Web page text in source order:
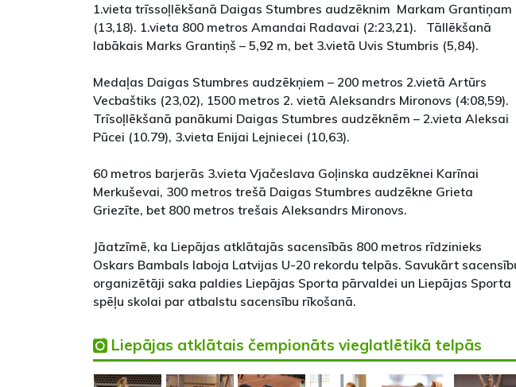
1.vieta trīssoļlēkšanā Daigas Stumbres audzēknim Markam Grantiņam
(13,18). 1.vieta 800 metros Amandai Radavai (2:23,21). Tāllēkšanā
labākais Marks Grantiņš – 5,92 m, bet 3.vietā Uvis Stumbris (5,84).
Medaļas Daigas Stumbres audzēkņiem – 200 metros 2.vietā Artūrs
Vecbaštiks (23,02), 1500 metros 2. vietā Aleksandrs Mironovs (4:08,59).
Trīsoļlēkšanā panākumi Daigas Stumbres audzēknēm – 2.vieta Aleksai
Pūcei (10.79), 3.vieta Enijai Lejniecei (10,63).
60 metros barjerās 3.vieta Vjačeslava Goļinska audzēknei Karīnai
Merkuševai, 300 metros trešā Daigas Stumbres audzēkne Grieta
Griezīte, bet 800 metros trešais Aleksandrs Mironovs.
Jāatzīmē, ka Liepājas atklātajās sacensībās 800 metros rīdzinieks
Oskars Bambals laboja Latvijas U-20 rekordu telpās. Savukārt
organizētāji saka paldies Liepājas Sporta pārvaldei un Liepājas Sporta
spēļu skolai par atbalstu sacensību rīkošanā.
Liepājas atklātais čempionāts vieglatlētikā telpās